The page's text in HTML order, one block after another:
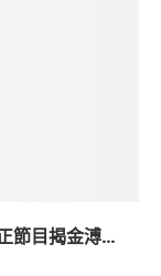
節目揭金溥...